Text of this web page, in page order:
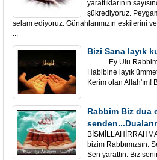
yarattıklarının
şükrediyoruz.
selam ediyoruz. Günahlarımızın eskilerini
...
Bizi Sana layık
Ey Ulu Rabbim!
Habibine layık
Kerim olan Allah'ım!
Rabbim Biz dua
bizim Rabbımızsın.
Sen yarattın. Biz